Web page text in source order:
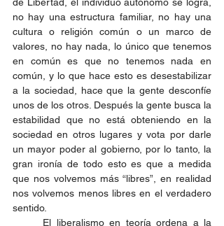
no hay una estructura familiar, no hay una
cultura o religión común o un marco de
valores, no hay nada, lo único que tenemos
en común es que no tenemos nada en
común, y lo que hace esto es desestabilizar
a la sociedad, hace que la gente desconfíe
unos de los otros. Después la gente busca la
estabilidad que no está obteniendo en la
sociedad en otros lugares y vota por darle
un mayor poder al gobierno, por lo tanto, la
gran ironía de todo esto es que a medida
que nos volvemos más “libres”, en realidad
nos volvemos menos libres en el verdadero
sentido.